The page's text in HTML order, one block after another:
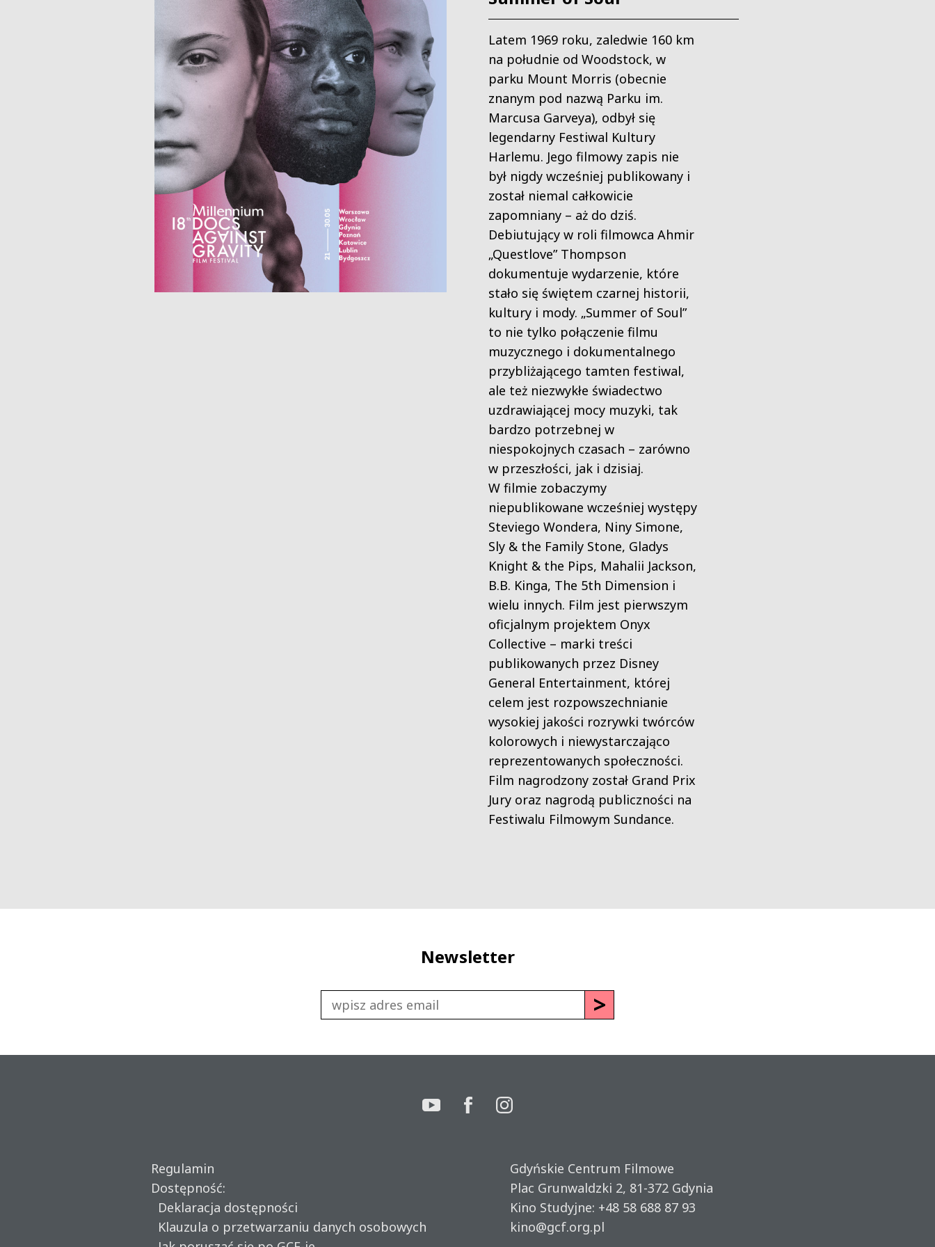
Latem 1969 roku, zaledwie 160 km
na południe od Woodstock, w
parku Mount Morris (obecnie
znanym pod nazwą Parku im.
Marcusa Garveya), odbył się
legendarny Festiwal Kultury
Harlemu. Jego filmowy zapis nie
był nigdy wcześniej publikowany i
został niemal całkowicie
zapomniany – aż do dziś.
Debiutujący w roli filmowca Ahmir
„Questlove” Thompson
dokumentuje wydarzenie, które
stało się świętem czarnej historii,
kultury i mody. „Summer of Soul”
to nie tylko połączenie filmu
muzycznego i dokumentalnego
przybliżającego tamten festiwal,
ale też niezwykłe świadectwo
uzdrawiającej mocy muzyki, tak
bardzo potrzebnej w
niespokojnych czasach – zarówno
w przeszłości, jak i dzisiaj.
W filmie zobaczymy
niepublikowane wcześniej występy
Steviego Wondera, Niny Simone,
Sly & the Family Stone, Gladys
Knight & the Pips, Mahalii Jackson,
B.B. Kinga, The 5th Dimension i
wielu innych. Film jest pierwszym
oficjalnym projektem Onyx
Collective – marki treści
publikowanych przez Disney
General Entertainment, której
celem jest rozpowszechnianie
wysokiej jakości rozrywki twórców
kolorowych i niewystarczająco
reprezentowanych społeczności.
Film nagrodzony został Grand Prix
Jury oraz nagrodą publiczności na
Festiwalu Filmowym Sundance.
Newsletter
Regulamin
Dostępność:
Deklaracja dostępności
Klauzula o przetwarzaniu danych osobowych
Gdyńskie Centrum Filmowe
Plac Grunwaldzki 2, 81-372 Gdynia
Kino Studyjne: +48 58 688 87 93
kino@gcf.org.pl